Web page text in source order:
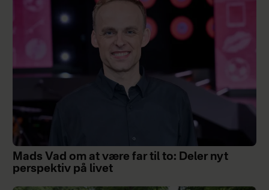
Mads Vad om at være far til to: Deler nyt
perspektiv på livet